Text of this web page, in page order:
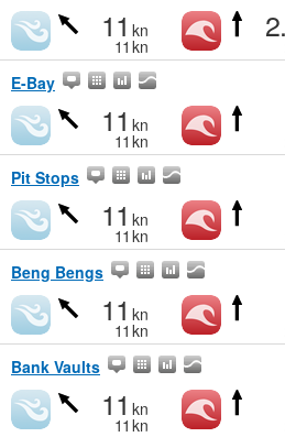
11 kn
11 kn
E-Bay
11 kn
11 kn
Pit Stops
11 kn
11 kn
Beng Bengs
11 kn
11 kn
Bank Vaults
11 kn
11 kn